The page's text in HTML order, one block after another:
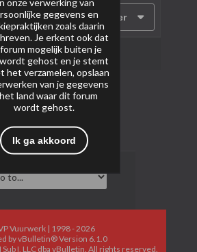
Filter
onderwerpen gevonden.
Vuurwerk | 1998 - 2026
byvBulletin®Version 6.1.0
I, LLC dba vBulletin. All rights reserved.
gegevens en
zoals daarin
Je erkent ook dat
mogelijk buiten je
gehost en je stemt
het verzamelen, opslaan
van je gegevens
land waar dit forum
wordt gehost.
Ik ga akkoord